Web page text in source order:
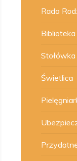
Rada
Stołówka
Świetlica